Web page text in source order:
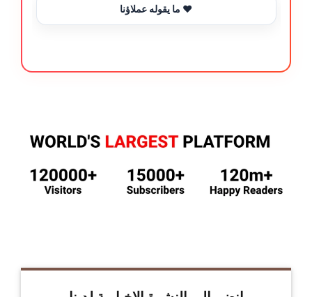
ما يقوله عملاؤنا ❤️